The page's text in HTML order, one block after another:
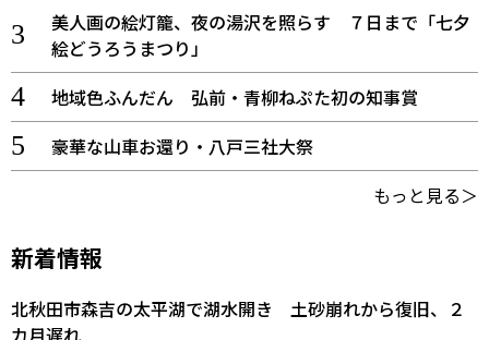
美人画の絵灯籠、夜の湯沢を照らす ７日まで「七夕
絵どうろうまつり」
地域色ふんだん 弘前・青柳ねぷた初の知事賞
豪華な山車お還り・八戸三社大祭
もっと見る＞
新着情報
北秋田市森吉の太平湖で湖水開き 土砂崩れから復旧、２
カ月遅れ